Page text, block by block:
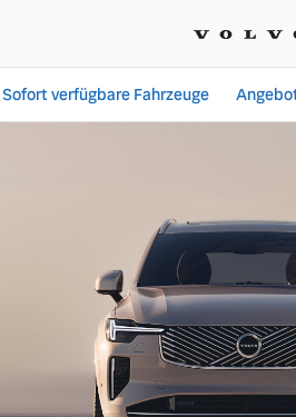
bei
Sofort verfügbare Fahrzeuge